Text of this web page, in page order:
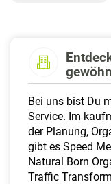
Bei uns bist Du
Service. Im
der Planung,
gibt es Speed
Natural Born
Traffic